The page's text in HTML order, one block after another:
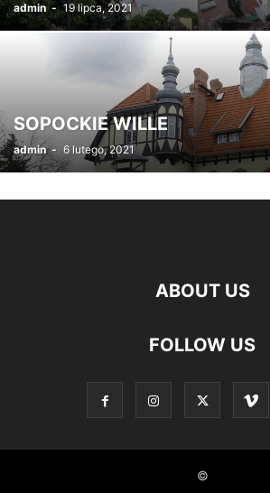
admin - 19 lipca, 2021
SOPOCKIE WILLE
admin - 6 lutego, 2021
ABOUT US
FOLLOW US
©